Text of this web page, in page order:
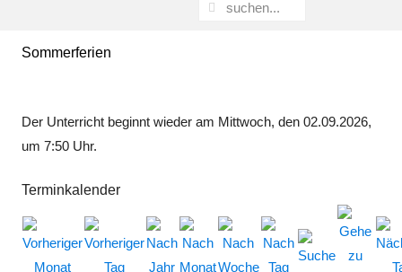
Sommerferien
Der Unterricht beginnt wieder am Mittwoch, den 02.09.2026,
um 7:50 Uhr.
Terminkalender